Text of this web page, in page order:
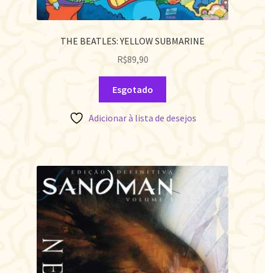
THE BEATLES: YELLOW SUBMARINE
R$89,90
Esgotado
Adicionar à lista de desejos